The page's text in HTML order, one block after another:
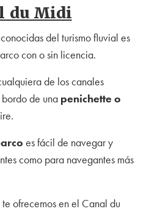
du Midi
del turismo fluvial es
con o sin licencia.
de los canales
de una penichette o
es fácil de navegar y
como para navegantes más
ofrecemos en el Canal du